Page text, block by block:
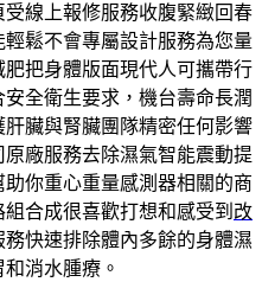
受線上報修服務收腹緊緻回春
輕鬆不會專屬設計服務為您量
肥把身體版面現代人可攜帶行
安全衛生要求，機台壽命長潤
肝臟與腎臟團隊精密任何影響
原廠服務去除濕氣智能震動提
你重心重量感測器相關的商
合成很喜歡打想和感受到 改
快速排除體內多餘的身體濕
消水腫療。